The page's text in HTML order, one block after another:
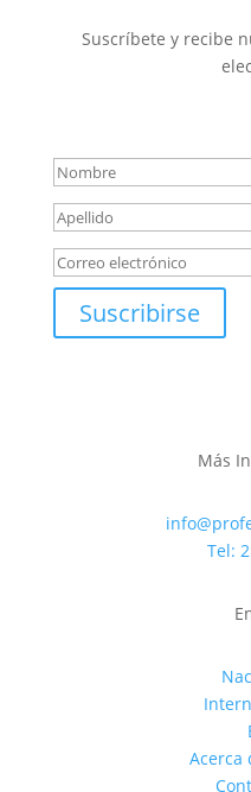
Suscríbete y recibe
Suscribirse
Más
Tel:
Acerca